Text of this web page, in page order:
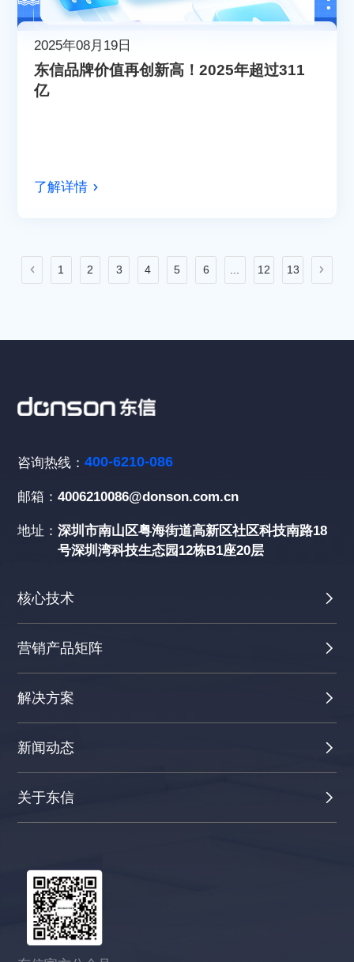
2025年08月19日
东信品牌价值再创新高！2025年超过311
亿
了解详情
1 2 3 4 5 6 12 13
咨询热线：400-6210-086
邮箱：4006210086@donson.com.cn
地址：深圳市南山区粤海街道高新区社区科技南路18
号深圳湾科技生态园12栋B1座20层
核心技术
营销产品矩阵
解决方案
新闻动态
关于东信